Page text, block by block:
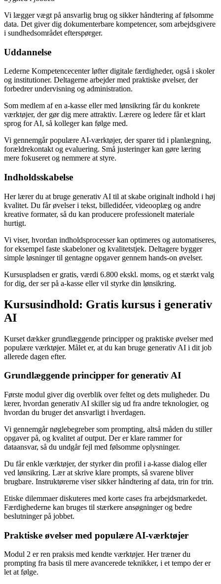
Vi lægger vægt på ansvarlig brug og sikker håndtering af følsomme
data. Det giver dig dokumenterbare kompetencer, som arbejdsgivere
i sundhedsområdet efterspørger.
Uddannelse
Lederne Kompetencecenter løfter digitale færdigheder, også i skoler
og institutioner. Deltagerne arbejder med praktiske øvelser, der
forbedrer undervisning og administration.
Som medlem af en a-kasse eller med lønsikring får du konkrete
værktøjer, der gør dig mere attraktiv. Lærere og ledere får et klart
sprog for AI, så kolleger kan følge med.
Vi gennemgår populære AI-værktøjer, der sparer tid i planlægning,
forældrekontakt og evaluering. Små justeringer kan gøre læring
mere fokuseret og nemmere at styre.
Indholdsskabelse
Her lærer du at bruge generativ AI til at skabe originalt indhold i høj
kvalitet. Du får øvelser i tekst, billedidéer, videooplæg og andre
kreative formater, så du kan producere professionelt materiale
hurtigt.
Vi viser, hvordan indholdsprocesser kan optimeres og automatiseres,
for eksempel faste skabeloner og kvalitetstjek. Deltagere bygger
simple løsninger til gentagne opgaver gennem hands-on øvelser.
Kursuspladsen er gratis, værdi 6.800 ekskl. moms, og et stærkt valg
for dig, der ser på a-kasse eller vil styrke din lønsikring.
Kursusindhold: Gratis kursus i generativ
AI
Kurset dækker grundlæggende principper og praktiske øvelser med
populære værktøjer. Målet er, at du kan bruge generativ AI i dit job
allerede dagen efter.
Grundlæggende principper for generativ AI
Første modul giver dig overblik over feltet og dets muligheder. Du
lærer, hvordan generativ AI skiller sig ud fra andre teknologier, og
hvordan du bruger det ansvarligt i hverdagen.
Vi gennemgår nøglebegreber som prompting, altså måden du stiller
opgaver på, og kvalitet af output. Der er klare rammer for
dataansvar, så du undgår fejl med følsomme oplysninger.
Du får enkle værktøjer, der styrker din profil i a-kasse dialog eller
ved lønsikring. Lær at skrive klare prompts, så svarene bliver
brugbare. Instruktørerne viser sikker håndtering af data, trin for trin.
Etiske dilemmaer diskuteres med korte cases fra arbejdsmarkedet.
Færdighederne kan bruges til stærkere ansøgninger og bedre
beslutninger på jobbet.
Praktiske øvelser med populære AI-værktøjer
Modul 2 er ren praksis med kendte værktøjer. Her træner du
prompting fra basis til mere avancerede teknikker, i et tempo der er
let at følge.